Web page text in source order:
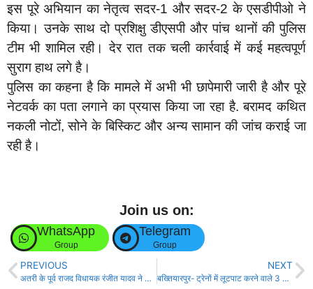
इस पूरे अभियान का नेतृत्व सदर-1 और सदर-2 के एसडीपीओ ने
किया। उनके साथ दो प्रशिक्षु डीएसपी और पांच थानों की पुलिस
टीम भी शामिल रही। देर रात तक चली कार्रवाई में कई महत्वपूर्ण
सुराग हाथ लगे है।
पुलिस का कहना है कि मामले में अभी भी छापेमारी जारी है और पूरे
नेटवर्क का पता लगाने का प्रयास किया जा रहा है. बरामद कथित
नकली नोटों, सोने के बिस्किट और अन्य सामान की जांच कराई जा
रही है।
Join us on:
WhatsApp
Group
Telegram
Group
PREVIOUS
अतरी के पूर्व राजद विधायक रंजीत यादव ने केंद्रीय मंत्री जीतन राम मांझी को बताया शिखंडी!
NEXT
बख्तियारपुर- ट्रेनों में लूटपाट करने वाले 3 शातिर गिरफ्तार, बदमाशों से कई मोबाइल जप्त!